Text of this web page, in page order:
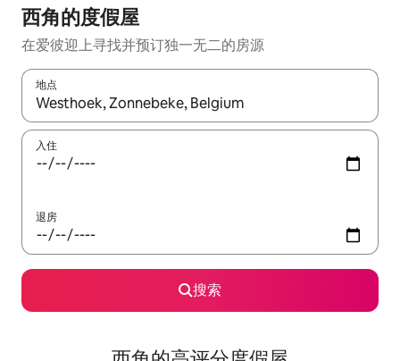
西角的度假屋
在爱彼迎上寻找并预订独一无二的房源
地点
如有搜索结果，请使用上下方向键查看，或通过点击或滑动手势
入住
退房
搜索